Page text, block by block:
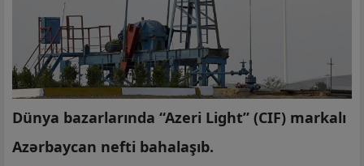
Dünya bazarlarında “Azeri Light” (CIF) markalı
Azərbaycan nefti bahalaşıb.